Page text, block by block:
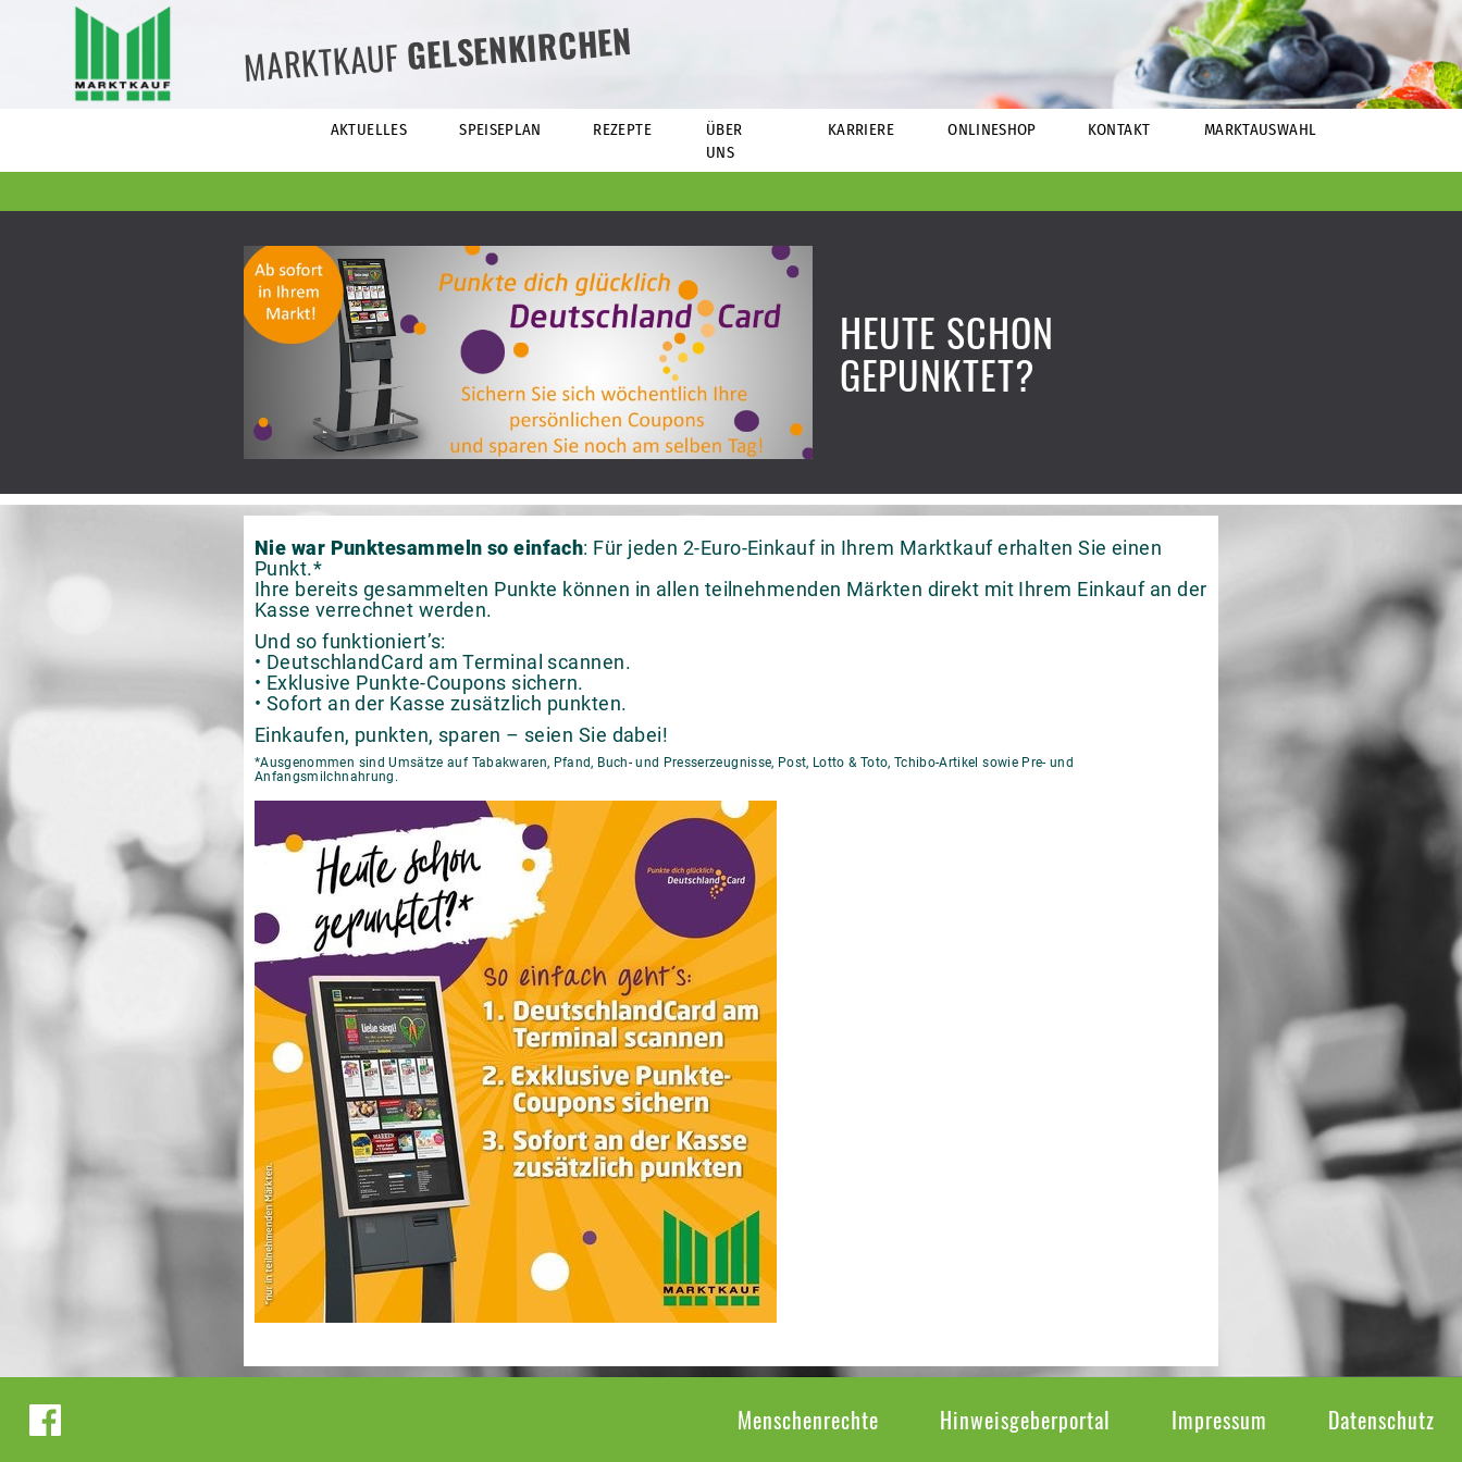
MARKTKAUFGELSENKIRCHEN
AKTUELLES SPEISEPLAN REZEPTE
ÜBER
UNS
KARRIERE ONLINESHOP KONTAKT MARKTAUSWAHL
HEUTE SCHON
GEPUNKTET?
Nie war Punktesammeln so einfach: Für jeden 2-Euro-Einkauf in Ihrem Marktkauf erhalten Sie einen
Punkt.*
Ihre bereits gesammelten Punkte können in allen teilnehmenden Märkten direkt mit Ihrem Einkauf an der
Kasse verrechnet werden.
Und so funktioniert’s:
• DeutschlandCard am Terminal scannen.
• Exklusive Punkte-Coupons sichern.
• Sofort an der Kasse zusätzlich punkten.
Einkaufen, punkten, sparen – seien Sie dabei!
*Ausgenommen sind Umsätze auf Tabakwaren, Pfand, Buch- und Presserzeugnisse, Post, Lotto & Toto, Tchibo-Artikel sowie Pre- und
Anfangsmilchnahrung.
Menschenrechte Hinweisgeberportal Impressum Datenschutz